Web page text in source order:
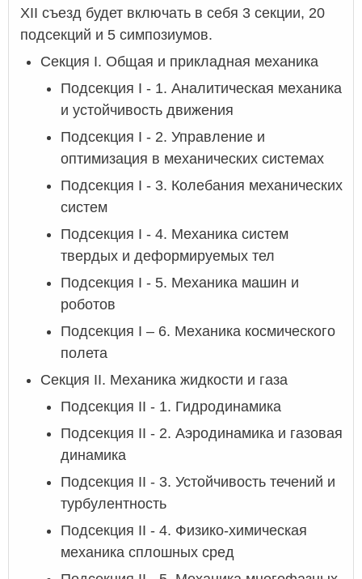
XII съезд будет включать в себя 3 секции, 20
подсекций и 5 симпозиумов.
Секция I. Общая и прикладная механика
Подсекция I - 1. Аналитическая механика
и устойчивость движения
Подсекция I - 2. Управление и
оптимизация в механических системах
Подсекция I - 3. Колебания механических
систем
Подсекция I - 4. Механика систем
твердых и деформируемых тел
Подсекция I - 5. Механика машин и
роботов
Подсекция I – 6. Механика космического
полета
Секция II. Механика жидкости и газа
Подсекция II - 1. Гидродинамика
Подсекция II - 2. Аэродинамика и газовая
динамика
Подсекция II - 3. Устойчивость течений и
турбулентность
Подсекция II - 4. Физико-химическая
механика сплошных сред